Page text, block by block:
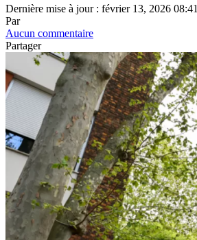
Dernière mise à jour : février 13, 2026 08:41
Par
Aucun commentaire
Partager